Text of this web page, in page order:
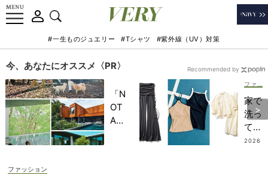
#一生ものジュエリー #Tシャツ #紫外線（UV）対策
今、あなたにオススメ〈PR〉
「N
OT
A
家で
洗っ
てす
ぐ着
2026
Recommended by
ファッション